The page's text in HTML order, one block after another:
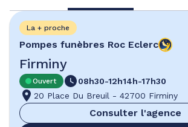
Pompes funèbres Roc Eclerc
Firminy
La + proche
Ouvert 08h30-12h14h-17h30
20 Place Du Breuil - 42700 Firminy
Consulter l'agence